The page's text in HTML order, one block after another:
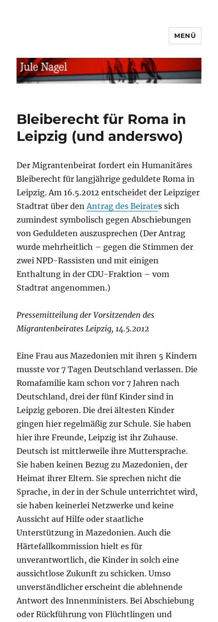
MENÜ
Bleiberecht für Roma in
Leipzig (und anderswo)
Der Migrantenbeirat fordert ein Humanitäres
Bleiberecht für langjährige geduldete Roma in
Leipzig. Am 16.5.2012 entscheidet der Leipziger
Stadtrat über den Antrag des Beirates sich
zumindest symbolisch gegen Abschiebungen
von Geduldeten auszusprechen (Der Antrag
wurde mehrheitlich – gegen die Stimmen der
zwei NPD-Rassisten und mit einigen
Enthaltung in der CDU-Fraktion – vom
Stadtrat angenommen.)
Pressemitteilung der Vorsitzenden des
Migrantenbeirates Leipzig, 14.5.2012
Eine Frau aus Mazedonien mit ihren 5 Kindern
musste vor 7 Tagen Deutschland verlassen. Die
Romafamilie kam schon vor 7 Jahren nach
Deutschland, drei der fünf Kinder sind in
Leipzig geboren. Die drei ältesten Kinder
gingen hier regelmäßig zur Schule. Sie haben
hier ihre Freunde, Leipzig ist ihr Zuhause.
Deutsch ist mittlerweile ihre Muttersprache.
Sie haben keinen Bezug zu Mazedonien, der
Heimat ihrer Eltern. Sie sprechen nicht die
Sprache, in der in der Schule unterrichtet wird,
sie haben keinerlei Netzwerke und keine
Aussicht auf Hilfe oder staatliche
Unterstützung in Mazedonien. Auch die
Härtefallkommission hielt es für
unverantwortlich, die Kinder in solch eine
aussichtlose Zukunft zu schicken. Umso
unverständlicher erscheint die ablehnende
Antwort des Innenministers. Bei Abschiebung
oder Rückführung von Flüchtlingen und